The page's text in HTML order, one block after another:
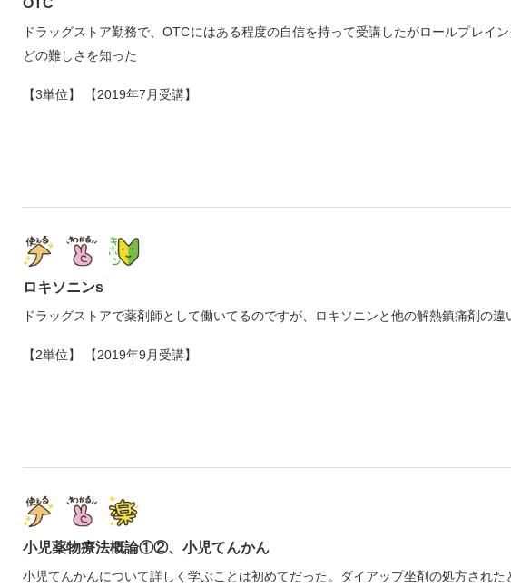
OTC
ドラッグストア勤務で、OTCにはある程度の自信を持って受講したがロールプレ
どの難しさを知った
【3単位】 【2019年7月受講】
ロキソニンs
ドラッグストアで薬剤師として働いてるのですが、ロキソニンと他の解熱鎮痛剤の
【2単位】 【2019年9月受講】
小児薬物療法概論①②、小児てんかん
小児てんかんについて詳しく学ぶことは初めてだった。ダイアップ坐剤の処方され